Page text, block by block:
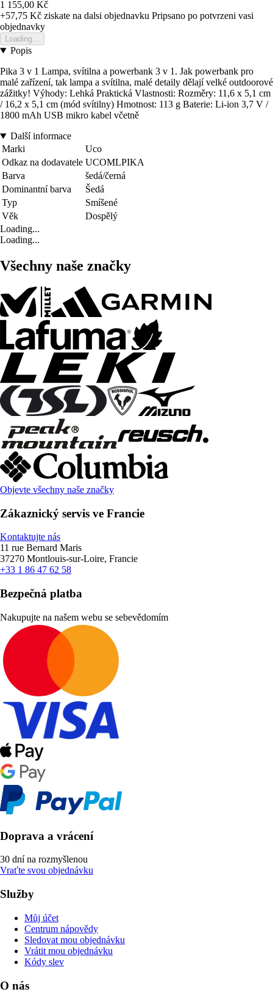
1 155,00 Kč
+57,75 Kč ziskate na dalsi objednavku Pripsano po potvrzeni vasi
objednavky
Loading...
Popis
Pika 3 v 1 Lampa, svítilna a powerbank 3 v 1. Jak powerbank pro
malé zařízení, tak lampa a svítilna, malé detaily dělají velké outdoorové
zážitky! Výhody: Lehká Praktická Vlastnosti: Rozměry: 11,6 x 5,1 cm
/ 16,2 x 5,1 cm (mód svítilny) Hmotnost: 113 g Baterie: Li-ion 3,7 V /
1800 mAh USB mikro kabel včetně
Další informace
Marki
Uco
Odkaz na dodavatele UCOMLPIKA
Barva
šedá/černá
Dominantní barva
Šedá
Typ
Smíšené
Věk
Dospělý
Loading...
Loading...
Všechny naše značky
Objevte všechny naše značky
Zákaznický servis ve Francie
Kontaktujte nás
11 rue Bernard Maris
37270 Montlouis-sur-Loire, Francie
+33 1 86 47 62 58
Bezpečná platba
Nakupujte na našem webu se sebevědomím
Doprava a vrácení
30 dní na rozmyšlenou
Vraťte svou objednávku
Služby
Můj účet
Centrum nápovědy
Sledovat mou objednávku
Vrátit mou objednávku
Kódy slev
O nás